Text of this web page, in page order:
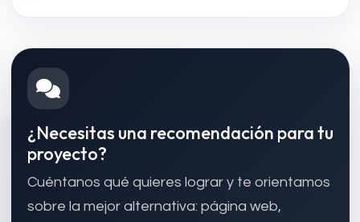
¿Necesitas una recomendación para tu
proyecto?
Cuéntanos qué quieres lograr y te orientamos
sobre la mejor alternativa: página web,